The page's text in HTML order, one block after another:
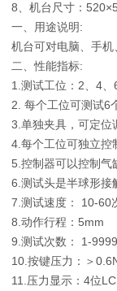
8、机台尺寸：
一、用途说明:
机台可对电脑、手
二、性能指标:
1.测试工位：2、4
2. 每个工位可测试6
3.单独夹具，可定位
4.每个工位可独立控
5.控制器可以控制气
6.测试头是半球形接
7.测试速度： 10-60
8.动作行程：5mm
9.测试次数： 1-
10.按键压力：＞
11.压力显示：4位